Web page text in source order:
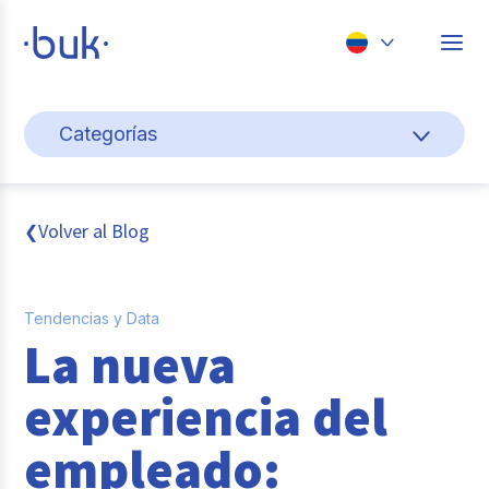
Perú
Categorías
Cultura y bienestar laboral
Gestión de personas
Pago de nómina
Buk
Transformación digital
Tendencias y Data
❮Volver al Blog
Tendencias y Data
La nueva
experiencia del
empleado: